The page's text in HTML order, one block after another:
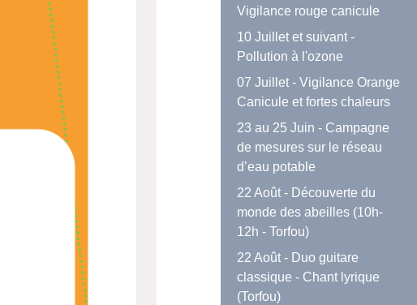
Vigilance rouge canicule
10 Juillet et suivant -
Pollution à l'ozone
07 Juillet - Vigilance Orange
Canicule et fortes chaleurs
23 au 25 Juin - Campagne
de mesures sur le réseau
d’eau potable
22 Août - Découverte du
monde des abeilles (10h-
12h - Torfou)
22 Août - Duo guitare
classique - Chant lyrique
(Torfou)